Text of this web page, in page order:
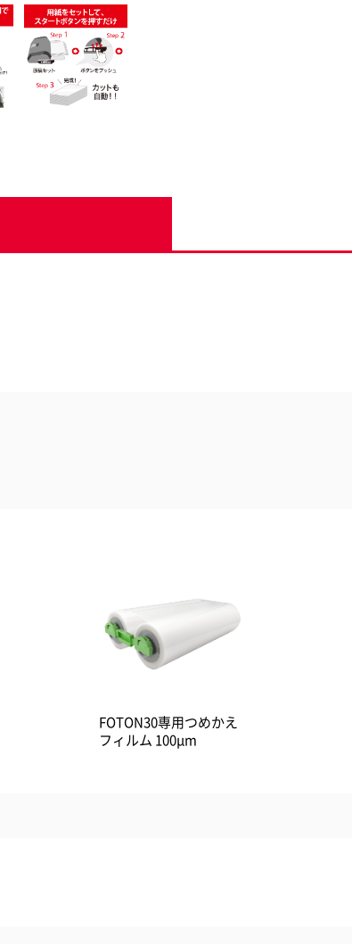
FOTON30専用つめかえ
フィルム 100μm